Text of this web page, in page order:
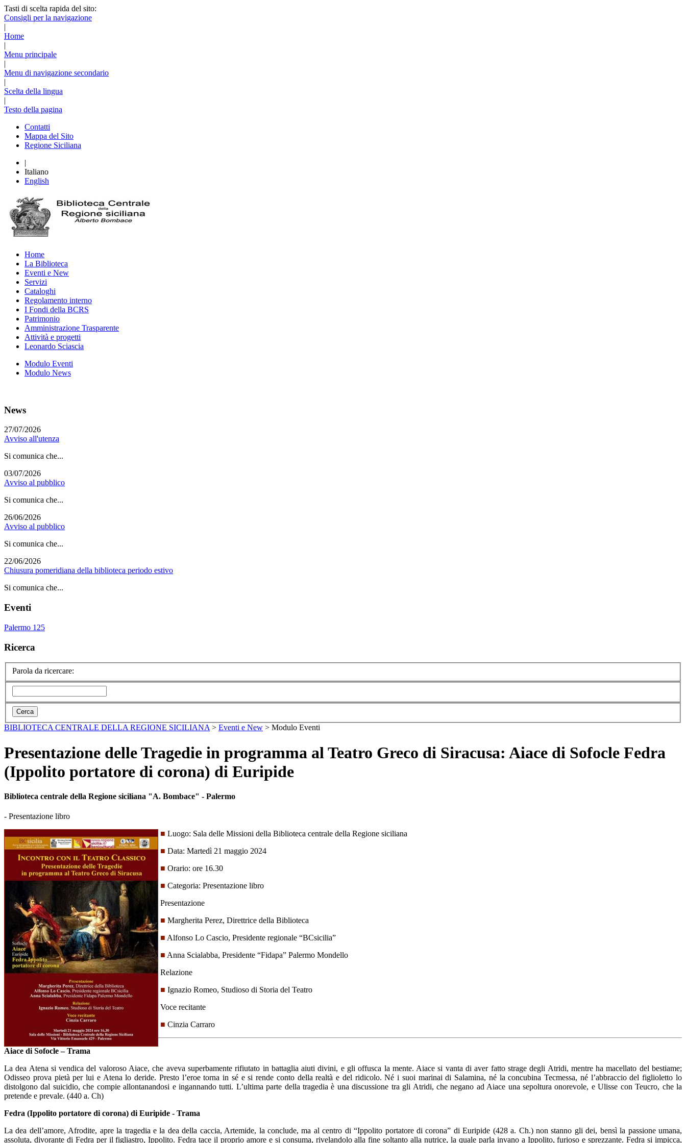
Tasti di scelta rapida del sito:
Consigli per la navigazione
|
Home
|
Menu principale
|
Menu di navigazione secondario
|
Scelta della lingua
|
Testo della pagina
Contatti
Mappa del Sito
Regione Siciliana
|
Italiano
English
Home
La Biblioteca
Eventi e New
Servizi
Cataloghi
Regolamento interno
I Fondi della BCRS
Patrimonio
Amministrazione Trasparente
Attività e progetti
Leonardo Sciascia
Modulo Eventi
Modulo News
News
27/07/2026
Avviso all'utenza
Si comunica che...
03/07/2026
Avviso al pubblico
Si comunica che...
26/06/2026
Avviso al pubblico
Si comunica che...
22/06/2026
Chiusura pomeridiana della biblioteca periodo estivo
Si comunica che...
Eventi
Palermo 125
Ricerca
Parola da ricercare:
BIBLIOTECA CENTRALE DELLA REGIONE SICILIANA > Eventi e New > Modulo Eventi
Presentazione delle Tragedie in programma al Teatro Greco di Siracusa: Aiace di Sofocle Fedra
(Ippolito portatore di corona) di Euripide
Biblioteca centrale della Regione siciliana "A. Bombace" - Palermo
- Presentazione libro
■ Luogo: Sala delle Missioni della Biblioteca centrale della Regione siciliana
■ Data: Martedì 21 maggio 2024
■ Orario: ore 16.30
■ Categoria: Presentazione libro
Presentazione
■ Margherita Perez, Direttrice della Biblioteca
■ Alfonso Lo Cascio, Presidente regionale “BCsicilia”
■ Anna Scialabba, Presidente “Fidapa” Palermo Mondello
Relazione
■ Ignazio Romeo, Studioso di Storia del Teatro
Voce recitante
■ Cinzia Carraro
Aiace di Sofocle – Trama
La dea Atena si vendica del valoroso Aiace, che aveva superbamente rifiutato in battaglia aiuti divini, e gli offusca la mente. Aiace si vanta di aver fatto strage degli Atridi, mentre ha macellato del bestiame;
Odisseo prova pietà per lui e Atena lo deride. Presto l’eroe torna in sé e si rende conto della realtà e del ridicolo. Né i suoi marinai di Salamina, né la concubina Tecmessa, né l’abbraccio del figlioletto lo
distolgono dal suicidio, che compie allontanandosi e ingannando tutti. L’ultima parte della tragedia è una discussione tra gli Atridi, che negano ad Aiace una sepoltura onorevole, e Ulisse con Teucro, che la
pretende e prevale. (440 a. Ch)
Fedra (Ippolito portatore di corona) di Euripide - Trama
La dea dell’amore, Afrodite, apre la tragedia e la dea della caccia, Artemide, la conclude, ma al centro di “Ippolito portatore di corona” di Euripide (428 a. Ch.) non stanno gli dei, bensì la passione umana,
assoluta, divorante di Fedra per il figliastro, Ippolito. Fedra tace il proprio amore e si consuma, rivelandolo alla fine soltanto alla nutrice, la quale parla invano a Ippolito, furioso e sprezzante. Fedra si impicca,